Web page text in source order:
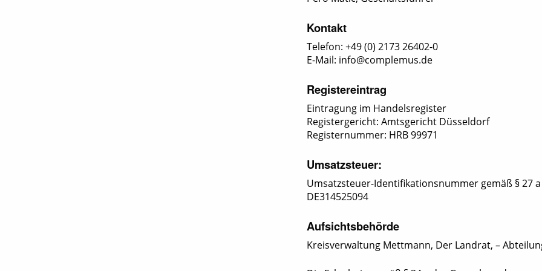
Kontakt
Telefon: +49 (0) 2173 26402-0
E-Mail: info@complemus.de
Registereintrag
Eintragung im Handelsregister
Registergericht: Amtsgericht Düsseldorf
Registernummer: HRB 99971
Umsatzsteuer:
Umsatzsteuer-Identifikationsnummer gemäß § 27
DE314525094
Aufsichtsbehörde
Kreisverwaltung Mettmann, Der Landrat, –